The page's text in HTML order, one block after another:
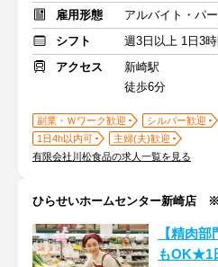
雇用形態
アルバイト・パー
シフト
週3日以上 1日3
アクセス
新崎駅
徒歩6分
副業・Ｗワーク歓迎 シルバー歓迎
1日4h以内可
主婦(夫)歓迎
有限会社川松食品の求人一覧を見る
ひらせいホームセンター新崎店
【精肉
もOK★1